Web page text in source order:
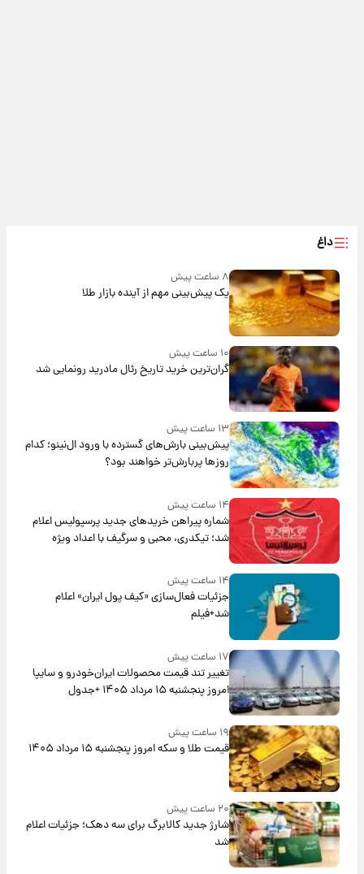
داغ
۸ ساعت پیش
یک پیش‌بینی مهم از آینده بازار طلا
۱۰ ساعت پیش
گران‌ترین خرید تاریخ رئال مادرید رونمایی شد
۱۳ ساعت پیش
پیش‌بینی بارش‌های گسترده با ورود ال‌نینو؛ کدام
روزها پربارش‌تر خواهند بود؟
۱۴ ساعت پیش
شماره پیراهن خریدهای جدید پرسپولیس اعلام
شد؛ تیکدری، محبی و سرگیف با اعداد ویژه
۱۴ ساعت پیش
جزئیات فعال‌سازی «کیف پول ایران» اعلام
شد+فیلم
۱۷ ساعت پیش
تغییر تند قیمت محصولات ایران‌خودرو و سایپا
امروز پنجشنبه ۱۵ مرداد ۱۴۰۵ +جدول
۱۹ ساعت پیش
قیمت طلا و سکه امروز پنجشنبه ۱۵ مرداد ۱۴۰۵
۲۰ ساعت پیش
شارژ جدید کالابرگ برای سه دهک؛ جزئیات اعلام
شد